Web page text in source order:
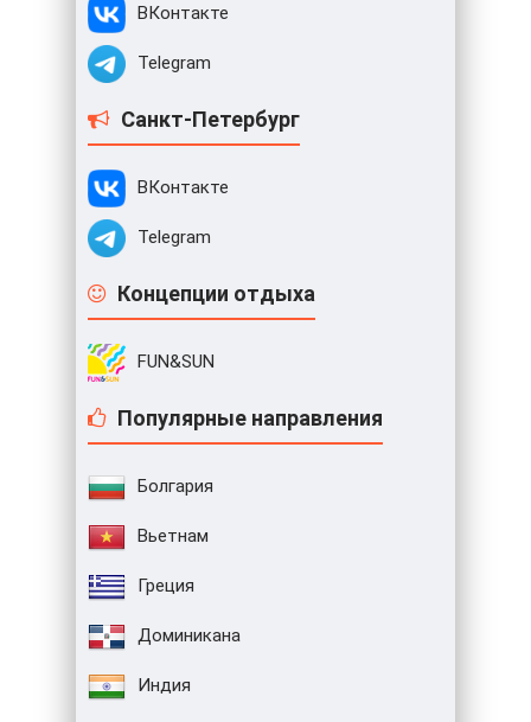
ВКонтакте
Telegram
Санкт-Петербург
ВКонтакте
Telegram
Концепции отдыха
FUN&SUN
Популярные направления
Болгария
Вьетнам
Греция
Доминикана
Индия